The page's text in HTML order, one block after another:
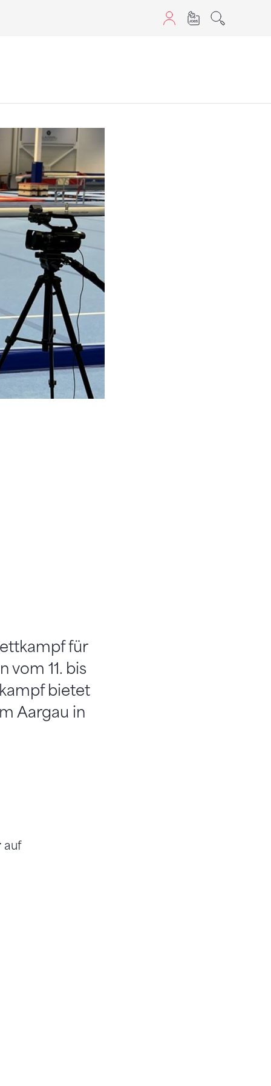
für
11. bis
bietet
Aargau in
auf